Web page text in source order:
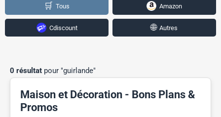
🛒 Tous Amazon
Cdiscount 🌐 Autres
0 résultat pour "guirlande"
Maison et Décoration - Bons Plans &
Promos